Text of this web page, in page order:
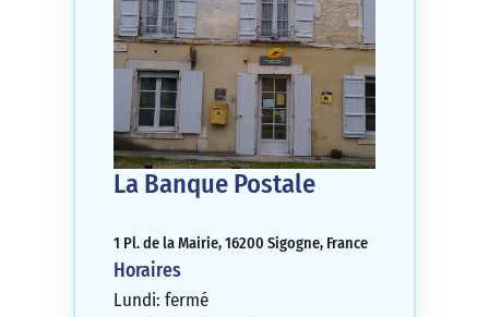
La Banque Postale
1 Pl. de la Mairie, 16200 Sigogne, France
Horaires
Lundi: fermé